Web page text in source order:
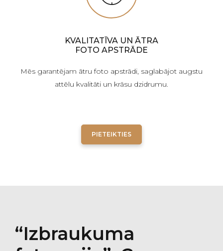
KVALITATĪVA UN ĀTRA
FOTO APSTRĀDE
Mēs garantējam ātru foto apstrādi, saglabājot augstu
attēlu kvalitāti un krāsu dzidrumu.
PIETEIKTIES
“Izbraukuma